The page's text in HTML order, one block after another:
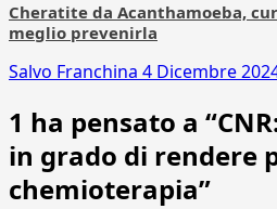
Cheratite da Acanthamoeba,
meglio prevenirla
Salvo Franchina 4 Dicembre
1 ha pensato a “
in grado di rendere
chemioterapia”